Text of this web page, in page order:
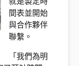
間表並開始
與合作夥伴
聯繫。
「我們為明